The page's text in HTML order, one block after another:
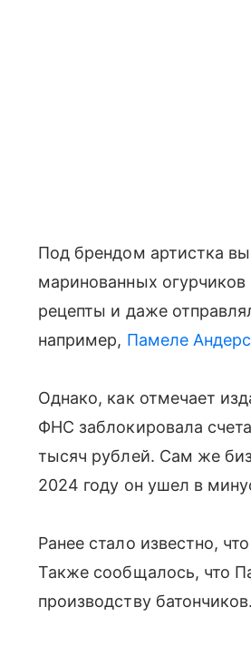
Под брендом артистка
маринованных
рецепты и даже
например, Памеле
Однако, как отмечает
ФНС заблокировала
тысяч рублей. Сам же
2024 году он ушел в
Ранее стало известно,
Также сообщалось, что
производству батончиков.